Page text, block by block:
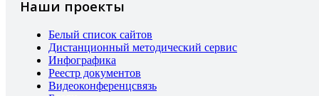
Наши проекты
Белый список сайтов
Дистанционный методический сервис
Инфографика
Реестр документов
Видеоконференцсвязь